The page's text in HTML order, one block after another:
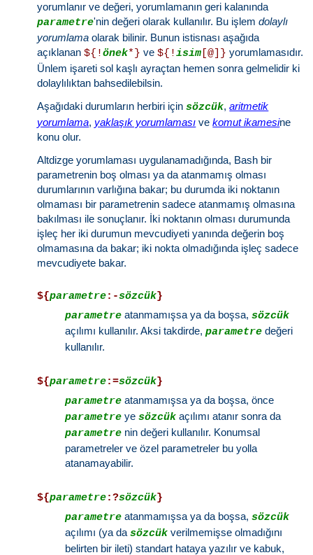
yorumlanır ve değeri, yorumlamanın geri kalanında
parametre'nin değeri olarak kullanılır. Bu işlemdolaylı
yorumlama olarak bilinir. Bunun istisnası aşağıda
açıklanan${!önek*} ve${!isim [@]} yorumlamasıdır.
Ünlem işareti sol kaşlı ayraçtan hemen sonra gelmelidir ki
dolaylılıktan bahsedilebilsin.
Aşağıdaki durumların herbiri içinsözcük,aritmetik
yorumlama, yaklaşık yorumlaması vekomut ikamesine
konu olur.
Altdizge yorumlaması uygulanamadığında, Bash bir
parametrenin boş olması ya da atanmamış olması
durumlarının varlığına bakar; bu durumda iki noktanın
olmaması bir parametrenin sadece atanmamış olmasına
bakılması ile sonuçlanır. İki noktanın olması durumunda
işleç her iki durumun mevcudiyeti yanında değerin boş
olmamasına da bakar; iki nokta olmadığında işleç sadece
mevcudiyete bakar.
${parametre:-sözcük}
parametre atanmamışsa ya da boşsa,sözcük
açılımı kullanılır. Aksi takdirde,parametre değeri
kullanılır.
${parametre:=sözcük}
parametre atanmamışsa ya da boşsa, önce
parametre yesözcük açılımı atanır sonra da
parametre nin değeri kullanılır. Konumsal
parametreler ve özel parametreler bu yolla
atanamayabilir.
${parametre:?sözcük}
parametre atanmamışsa ya da boşsa,sözcük
açılımı (ya dasözcük verilmemişse olmadığını
belirten bir ileti) standart hataya yazılır ve kabuk,